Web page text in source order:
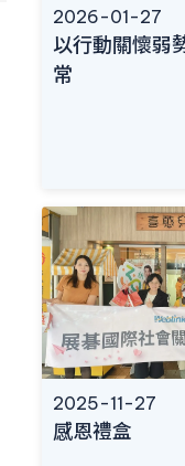
2026-01-27
以行動關懷弱
常
2025-11-27
感恩禮盒